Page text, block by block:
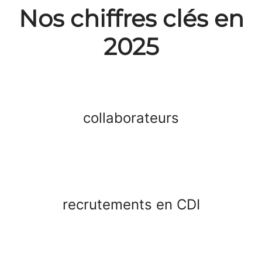
Nos chiffres clés en
2025
collaborateurs
recrutements en CDI